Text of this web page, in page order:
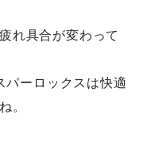
れ具合が変わって
パーロックスは快適
。